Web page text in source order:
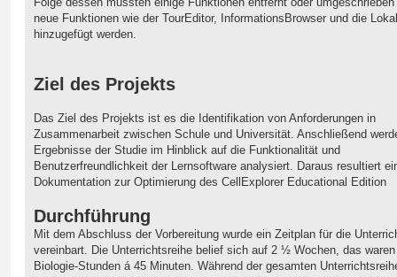
neue Funktionen wie der TourEditor, InformationsBrowser und die
hinzugefügt werden.
Ziel des Projekts
Das Ziel des Projekts ist es die Identifikation von Anforderungen in
Zusammenarbeit zwischen Schule und Universität. Anschließend
Ergebnisse der Studie im Hinblick auf die Funktionalität und
Benutzerfreundlichkeit der Lernsoftware analysiert. Daraus resultiert
Dokumentation zur Optimierung des CellExplorer Educational Edition
Durchführung
Mit dem Abschluss der Vorbereitung wurde ein Zeitplan für die
vereinbart. Die Unterrichtsreihe belief sich auf 2 ½ Wochen, das
Biologie-Stunden á 45 Minuten. Während der gesamten